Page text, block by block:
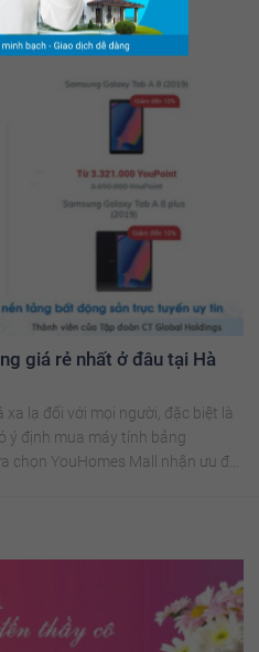
giá rẻ nhất ở đâu tại Hà
lạ đối với mọi người, đặc biệt là
ý định mua máy tính bảng
chọn YouHomes Mall nhận ưu đãi